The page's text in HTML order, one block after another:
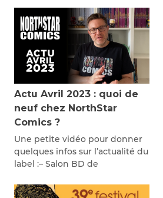
Actu Avril 2023 : quoi de
neuf chez NorthStar
Comics ?
Une petite vidéo pour donner
quelques infos sur l’actualité du
label :– Salon BD de